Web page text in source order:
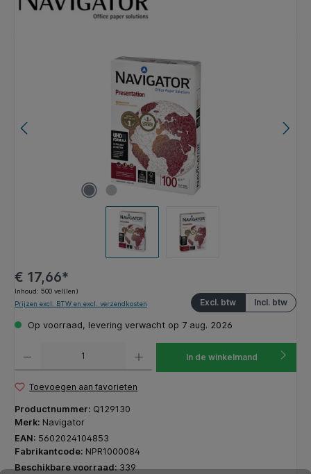
Afbeeldingengalerij overslaan
€ 17,66*
Inhoud: 500 vel(len)
Incl. btw
Excl. btw
Prijzen excl. BTW en excl. verzendkosten
Op voorraad, levering verwacht op 7 aug. 2026
In de winkelmand
Toevoegen aan favorieten
Productnummer: Q129130
Merk: Navigator
EAN: 5602024104853
Fabrikantcode: NPR1000084
Beschikbare voorraad:339